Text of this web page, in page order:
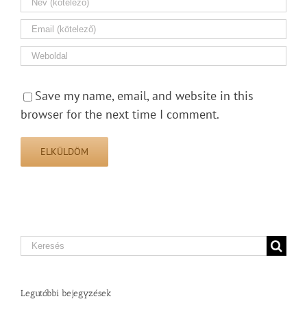
Save my name, email, and website in this
browser for the next time I comment.
Search
Legutóbbi bejegyzések